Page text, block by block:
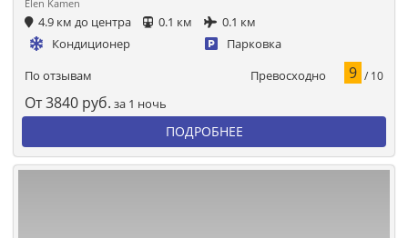
Elen Kamen
4.9 км до центра 0.1 км
0.1 км
Кондиционер
Парковка
По отзывам Превосходно 9 / 10
От3840 руб. за 1 ночь
ПОДРОБНЕЕ